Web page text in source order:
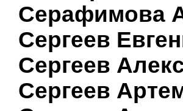
Серафимова
Сергеев
Сергеев
Сергеев